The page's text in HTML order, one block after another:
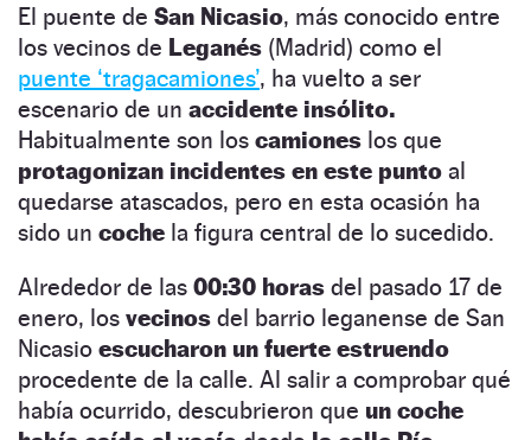
El puente de San Nicasio, más conocido entre
los vecinos de Leganés (Madrid) como el
puente ‘tragacamiones’, ha vuelto a ser
escenario de un accidente insólito.
Habitualmente son los camiones los que
protagonizan incidentes en este punto al
quedarse atascados, pero en esta ocasión ha
sido un coche la figura central de lo sucedido.
Alrededor de las 00:30 horas del pasado 17 de
enero, los vecinos del barrio leganense de San
Nicasio escucharon un fuerte estruendo
procedente de la calle. Al salir a comprobar qué
había ocurrido, descubrieron que un coche